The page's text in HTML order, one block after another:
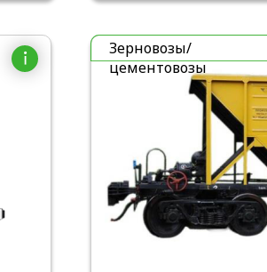
Зерновозы/
цементовозы